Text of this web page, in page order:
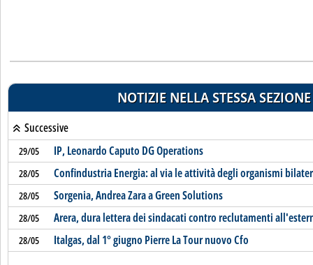
NOTIZIE NELLA STESSA SEZIONE
Successive
29/05 IP, Leonardo Caputo DG Operations
28/05 Confindustria Energia: al via le attività degli organismi
28/05 Sorgenia, Andrea Zara a Green Solutions
28/05 Arera, dura lettera dei sindacati contro reclutamenti
28/05 Italgas, dal 1° giugno Pierre La Tour nuovo Cfo